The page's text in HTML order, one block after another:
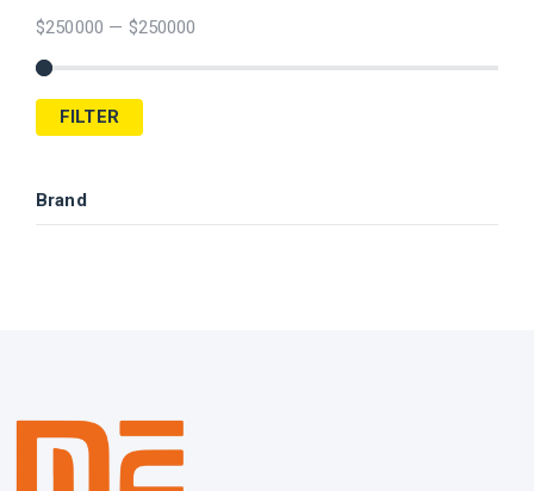
$250000 — $250000
FILTER
Brand